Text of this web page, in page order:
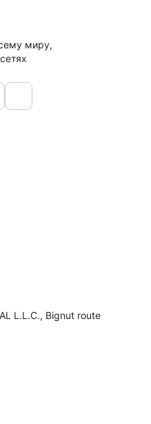
миру,
L.L.C., Bignut route